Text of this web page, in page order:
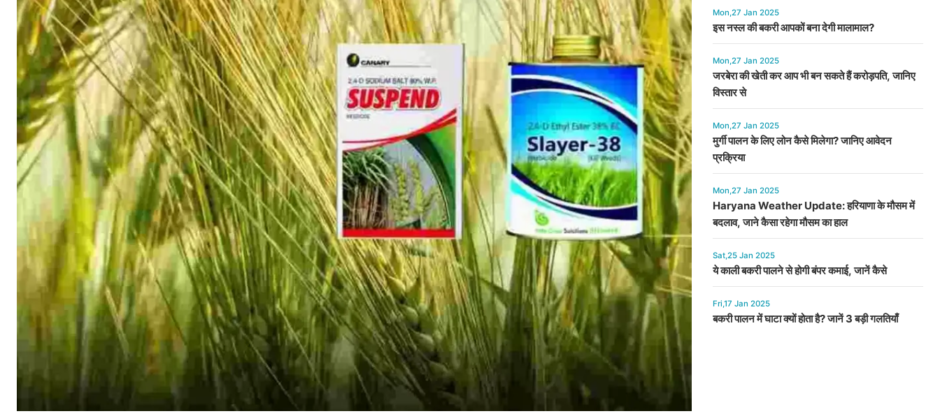
Mon,27 Jan 2025
इस नस्ल की बकरी आपकों बना देगी मालामाल?
Mon,27 Jan 2025
जरबेरा की खेती कर आप भी बन सकते हैं करोड़पति, जानिए
विस्तार से
Mon,27 Jan 2025
मुर्गी पालन के लिए लोन कैसे मिलेगा? जानिए आवेदन
प्रक्रिया
Mon,27 Jan 2025
Haryana Weather Update: हरियाणा के मौसम में
बदलाव, जाने कैसा रहेगा मौसम का हाल
Sat,25 Jan 2025
ये काली बकरी पालने से होगी बंपर कमाई, जानें कैसे
Fri,17 Jan 2025
बकरी पालन में घाटा क्यों होता है? जानें 3 बड़ी गलतियाँ